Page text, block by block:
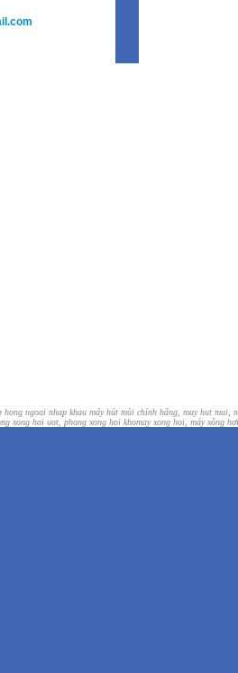
hong ngoai nhap khau máy hút mùi chính hãng, may hut mui,
xong hoi uot, phong xong hoi khomay xong hoi, máy xông